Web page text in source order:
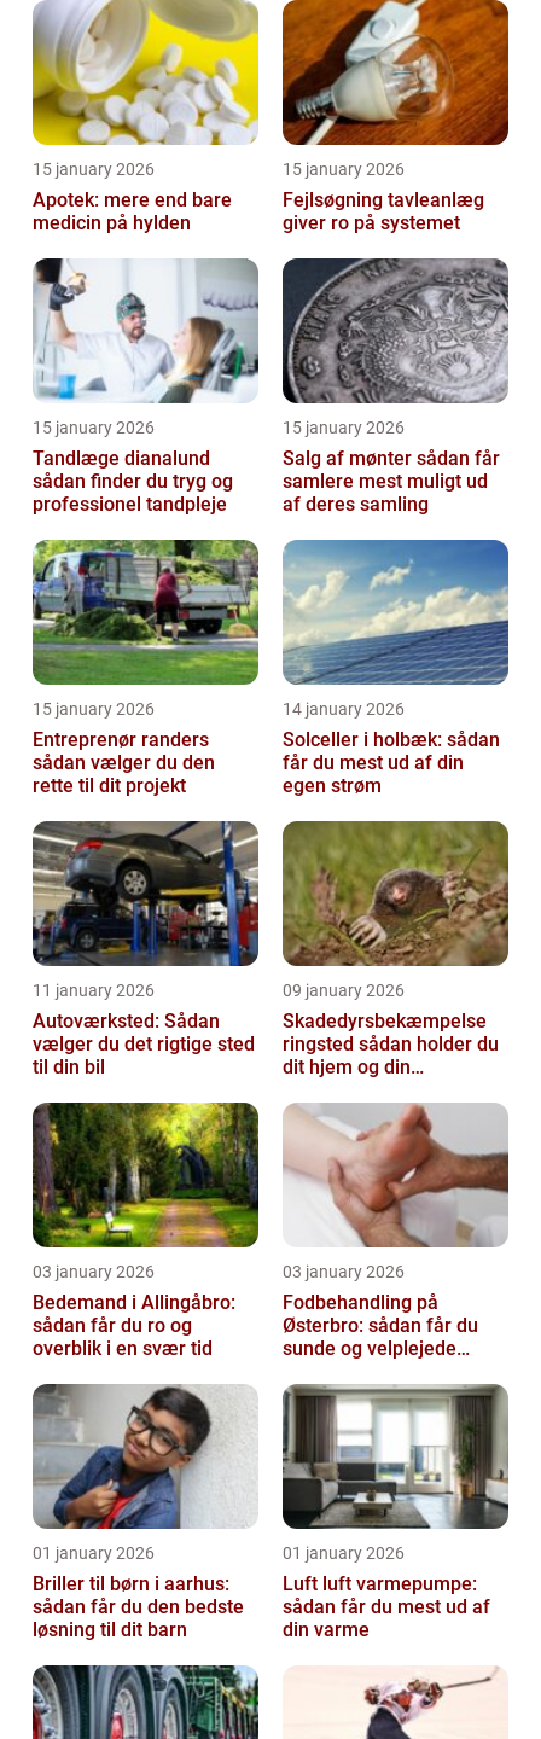
15 january 2026
Apotek: mere end bare
medicin på hylden
15 january 2026
Fejlsøgning tavleanlæg
giver ro på systemet
15 january 2026
Tandlæge dianalund
sådan finder du tryg og
professionel tandpleje
15 january 2026
Salg af mønter sådan får
samlere mest muligt ud
af deres samling
15 january 2026
Entreprenør randers
sådan vælger du den
rette til dit projekt
14 january 2026
Solceller i holbæk: sådan
får du mest ud af din
egen strøm
11 january 2026
Autoværksted: Sådan
vælger du det rigtige sted
til din bil
09 january 2026
Skadedyrsbekæmpelse
ringsted sådan holder du
dit hjem og din
gæster
03 january 2026
Bedemand i Allingåbro:
sådan får du ro og
overblik i en svær tid
03 january 2026
Fodbehandling på
Østerbro: sådan får du
sunde og velplejede
01 january 2026
Briller til børn i aarhus:
sådan får du den bedste
løsning til dit barn
01 january 2026
Luft luft varmepumpe:
sådan får du mest ud af
din varme